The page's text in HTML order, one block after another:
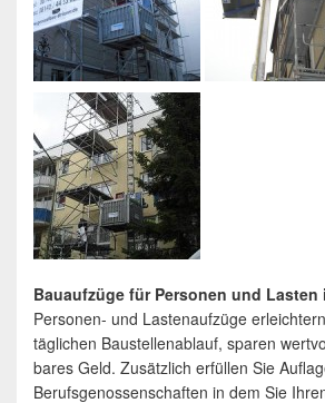
Bauaufzüge für Personen und
Personen- und Lastenaufzüge
täglichen Baustellenablauf, sparen
bares Geld. Zusätzlich erfüllen Sie
Berufsgenossenschaften in dem Sie